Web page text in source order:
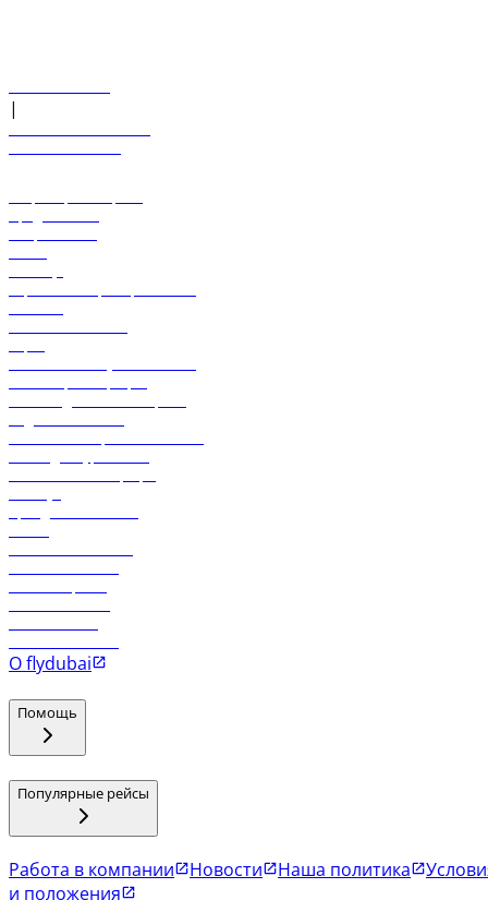
|
О flydubai
Помощь
Популярные рейсы
Работа в компании Новости Наша политика
и положения